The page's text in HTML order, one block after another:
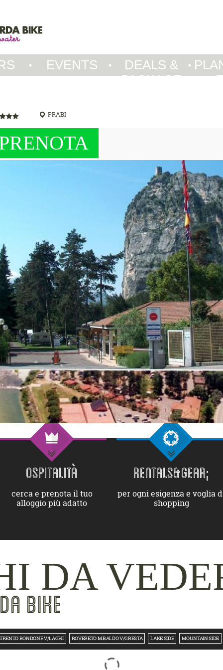
EVENTS
DEALS &
PACKAGE
PRABI
OSPITALITÀ
cerca e prenota il tuo
alloggio più adatto
RENTALS&GEAR;
per ogni esigenza e voglia
shopping
DA
BIKE
TRENTO BONDONE V/LAGHI ROVERETO M.BALDO V/GRESTA LAKE SIDE MOUNTAIN SIDE